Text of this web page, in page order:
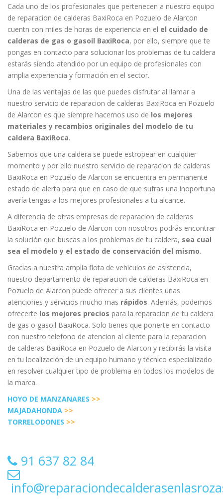
Cada uno de los profesionales que pertenecen a nuestro equipo
de reparacion de calderas BaxiRoca en Pozuelo de Alarcon
cuentn con miles de horas de experiencia en el el cuidado de
calderas de gas o gasoil BaxiRoca, por ello, siempre que te
pongas en contacto para solucionar los problemas de tu caldera
estarás siendo atendido por un equipo de profesionales con
amplia experiencia y formación en el sector.
Una de las ventajas de las que puedes disfrutar al llamar a
nuestro servicio de reparacion de calderas BaxiRoca en Pozuelo
de Alarcon es que siempre hacemos uso de los mejores
materiales y recambios originales del modelo de tu
caldera BaxiRoca.
Sabemos que una caldera se puede estropear en cualquier
momento y por ello nuestro servicio de reparacion de calderas
BaxiRoca en Pozuelo de Alarcon se encuentra en permanente
estado de alerta para que en caso de que sufras una inoportuna
avería tengas a los mejores profesionales a tu alcance.
A diferencia de otras empresas de reparacion de calderas
BaxiRoca en Pozuelo de Alarcon con nosotros podrás encontrar
la solución que buscas a los problemas de tu caldera, sea cual
sea el modelo y el estado de conservación del mismo.
Gracias a nuestra amplia flota de vehículos de asistencia,
nuestro departamento de reparacion de calderas BaxiRoca en
Pozuelo de Alarcon puede ofrecer a sus clientes unas
atenciones y servicios mucho mas rápidos. Además, podemos
ofrecerte los mejores precios para la reparacion de tu caldera
de gas o gasoil BaxiRoca. Solo tienes que ponerte en contacto
con nuestro telefono de atencion al cliente para la reparacion
de calderas BaxiRoca en Pozuelo de Alarcon y recibirás la visita
en tu localización de un equipo humano y técnico especializado
en resolver cualquier tipo de problema en todos los modelos de
la marca.
HOYO DE MANZANARES >>
MAJADAHONDA >>
TORRELODONES >>
91 637 82 84